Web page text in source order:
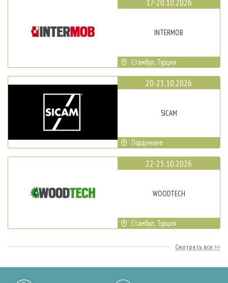
INTERMOB
Стамбул, Турция
20-23.10.2026
SICAM
Порденоне
22-25.10.2026
WOODTECH
Стамбул, Турция
Смотреть все